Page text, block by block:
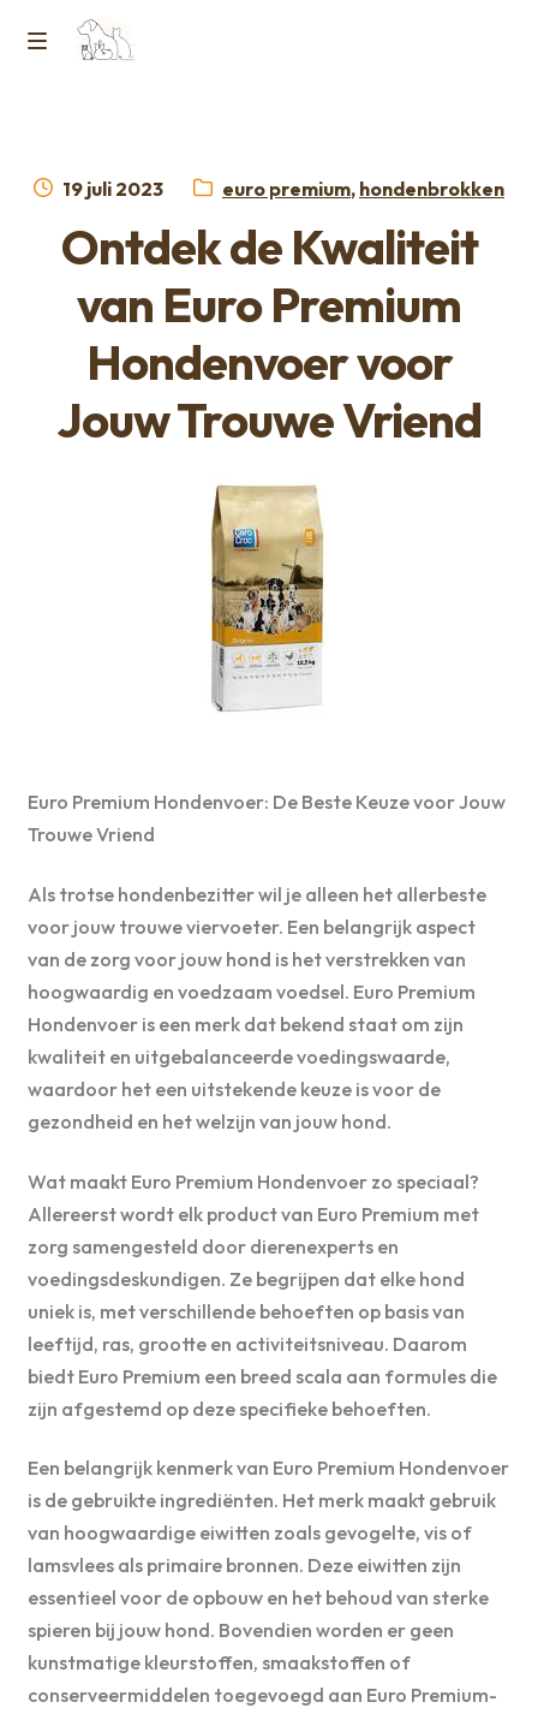
Ga
Ga
n
Horcon Webshop – GDPR / Voorwaarden /
Privacybeleid
Over ons
Geplaatst
19 juli 2023 Categorieën:
euro premium, hondenbrokken
Ontdek de Kwaliteit
van Euro Premium
Hondenvoer voor
Jouw Trouwe Vriend
Euro Premium Hondenvoer: De Beste Keuze voor Jouw
Trouwe Vriend
Als trotse hondenbezitter wil je alleen het allerbeste
voor jouw trouwe viervoeter. Een belangrijk aspect
van de zorg voor jouw hond is het verstrekken van
hoogwaardig en voedzaam voedsel. Euro Premium
Hondenvoer is een merk dat bekend staat om zijn
kwaliteit en uitgebalanceerde voedingswaarde,
waardoor het een uitstekende keuze is voor de
gezondheid en het welzijn van jouw hond.
Wat maakt Euro Premium Hondenvoer zo speciaal?
Allereerst wordt elk product van Euro Premium met
zorg samengesteld door dierenexperts en
voedingsdeskundigen. Ze begrijpen dat elke hond
uniek is, met verschillende behoeften op basis van
leeftijd, ras, grootte en activiteitsniveau. Daarom
biedt Euro Premium een breed scala aan formules die
zijn afgestemd op deze specifieke behoeften.
Een belangrijk kenmerk van Euro Premium Hondenvoer
is de gebruikte ingrediënten. Het merk maakt gebruik
van hoogwaardige eiwitten zoals gevogelte, vis of
lamsvlees als primaire bronnen. Deze eiwitten zijn
essentieel voor de opbouw en het behoud van sterke
spieren bij jouw hond. Bovendien worden er geen
kunstmatige kleurstoffen, smaakstoffen of
conserveermiddelen toegevoegd aan Euro Premium-